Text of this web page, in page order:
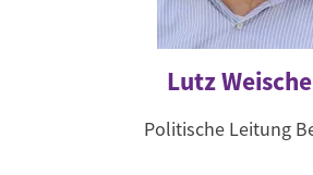
Lutz
Politische Leitung